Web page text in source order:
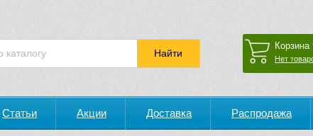
Корзина
Нет
Статьи Акции Доставка Распродажа